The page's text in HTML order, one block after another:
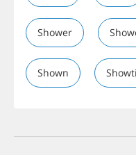
Shower
Shown